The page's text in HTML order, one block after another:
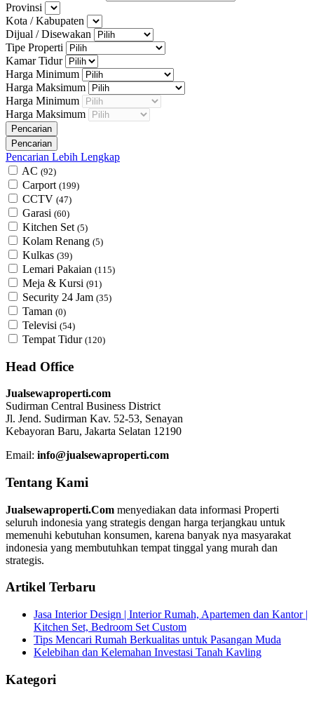
Provinsi
Kota / Kabupaten
Dijual / Disewakan
Tipe Properti
Kamar Tidur
Harga Minimum
Harga Maksimum
Harga Minimum
Harga Maksimum
Pencarian Lebih Lengkap
AC (92)
Carport (199)
CCTV (47)
Garasi (60)
Kitchen Set (5)
Kolam Renang (5)
Kulkas (39)
Lemari Pakaian (115)
Meja & Kursi (91)
Security 24 Jam (35)
Taman (0)
Televisi (54)
Tempat Tidur (120)
Head Office
Jualsewaproperti.com
Sudirman Central Business District
Jl. Jend. Sudirman Kav. 52-53, Senayan
Kebayoran Baru, Jakarta Selatan 12190
Email: info@jualsewaproperti.com
Tentang Kami
Jualsewaproperti.Com menyediakan data informasi Properti
seluruh indonesia yang strategis dengan harga terjangkau untuk
memenuhi kebutuhan konsumen, karena banyak nya masyarakat
indonesia yang membutuhkan tempat tinggal yang murah dan
strategis.
Artikel Terbaru
Jasa Interior Design | Interior Rumah, Apartemen dan Kantor |
Kitchen Set, Bedroom Set Custom
Tips Mencari Rumah Berkualitas untuk Pasangan Muda
Kelebihan dan Kelemahan Investasi Tanah Kavling
Kategori